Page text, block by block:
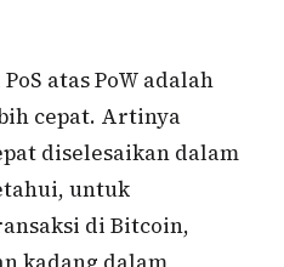
atas PoW adalah
cepat. Artinya
diselesaikan dalam
untuk
di Bitcoin,